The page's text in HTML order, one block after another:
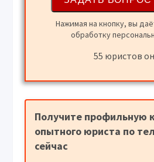
Нажимая на кнопку, вы
обработку
55 юристов
Получите профильную
опытного юриста по
сейчас